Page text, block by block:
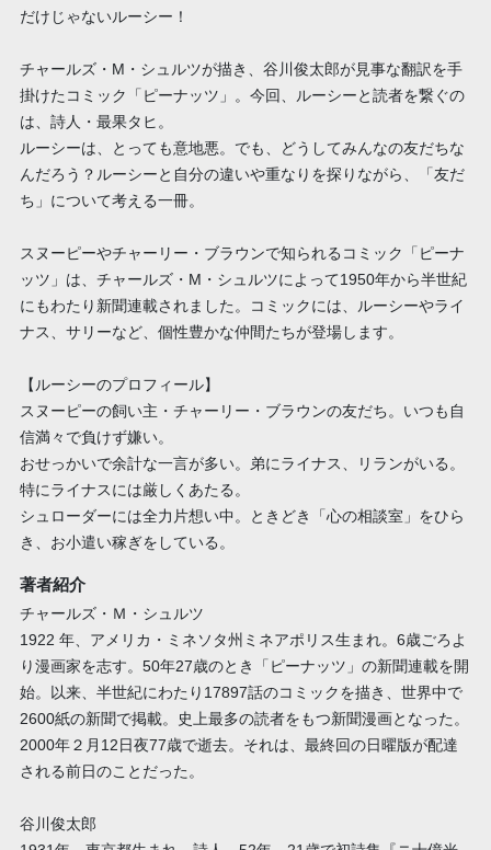
だけじゃないルーシー！
チャールズ・M・シュルツが描き、谷川俊太郎が見事な翻訳を手
掛けたコミック「ピーナッツ」。今回、ルーシーと読者を繋ぐの
は、詩人・最果タヒ。
ルーシーは、とっても意地悪。でも、どうしてみんなの友だちな
んだろう？ルーシーと自分の違いや重なりを探りながら、「友だ
ち」について考える一冊。
スヌーピーやチャーリー・ブラウンで知られるコミック「ピーナ
ッツ」は、チャールズ・M・シュルツによって1950年から半世紀
にもわたり新聞連載されました。コミックには、ルーシーやライ
ナス、サリーなど、個性豊かな仲間たちが登場します。
【ルーシーのプロフィール】
スヌーピーの飼い主・チャーリー・ブラウンの友だち。いつも自
信満々で負けず嫌い。
おせっかいで余計な一言が多い。弟にライナス、リランがいる。
特にライナスには厳しくあたる。
シュローダーには全力片想い中。ときどき「心の相談室」をひら
き、お小遣い稼ぎをしている。
著者紹介
チャールズ・Ｍ・シュルツ
1922 年、アメリカ・ミネソタ州ミネアポリス生まれ。6歳ごろよ
り漫画家を志す。50年27歳のとき「ピーナッツ」の新聞連載を開
始。以来、半世紀にわたり17897話のコミックを描き、世界中で
2600紙の新聞で掲載。史上最多の読者をもつ新聞漫画となった。
2000年２月12日夜77歳で逝去。それは、最終回の日曜版が配達
される前日のことだった。
谷川俊太郎